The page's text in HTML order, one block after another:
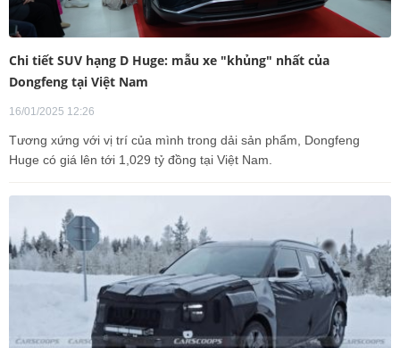
Chi tiết SUV hạng D Huge: mẫu xe "khủng" nhất của
Dongfeng tại Việt Nam
16/01/2025 12:26
Tương xứng với vị trí của mình trong dải sản phẩm, Dongfeng
Huge có giá lên tới 1,029 tỷ đồng tại Việt Nam.